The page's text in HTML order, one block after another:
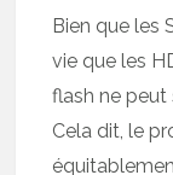
Bien que les
vie que les
flash ne
Cela dit, le